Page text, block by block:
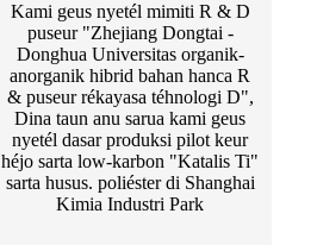
Kami geus nyetél mimiti R & D
puseur "Zhejiang Dongtai -
Donghua Universitas organik-
anorganik hibrid bahan hanca R
& puseur rékayasa téhnologi D",
Dina taun anu sarua kami geus
nyetél dasar produksi pilot keur
héjo sarta low-karbon "Katalis Ti"
sarta husus. poliéster di Shanghai
Kimia Industri Park